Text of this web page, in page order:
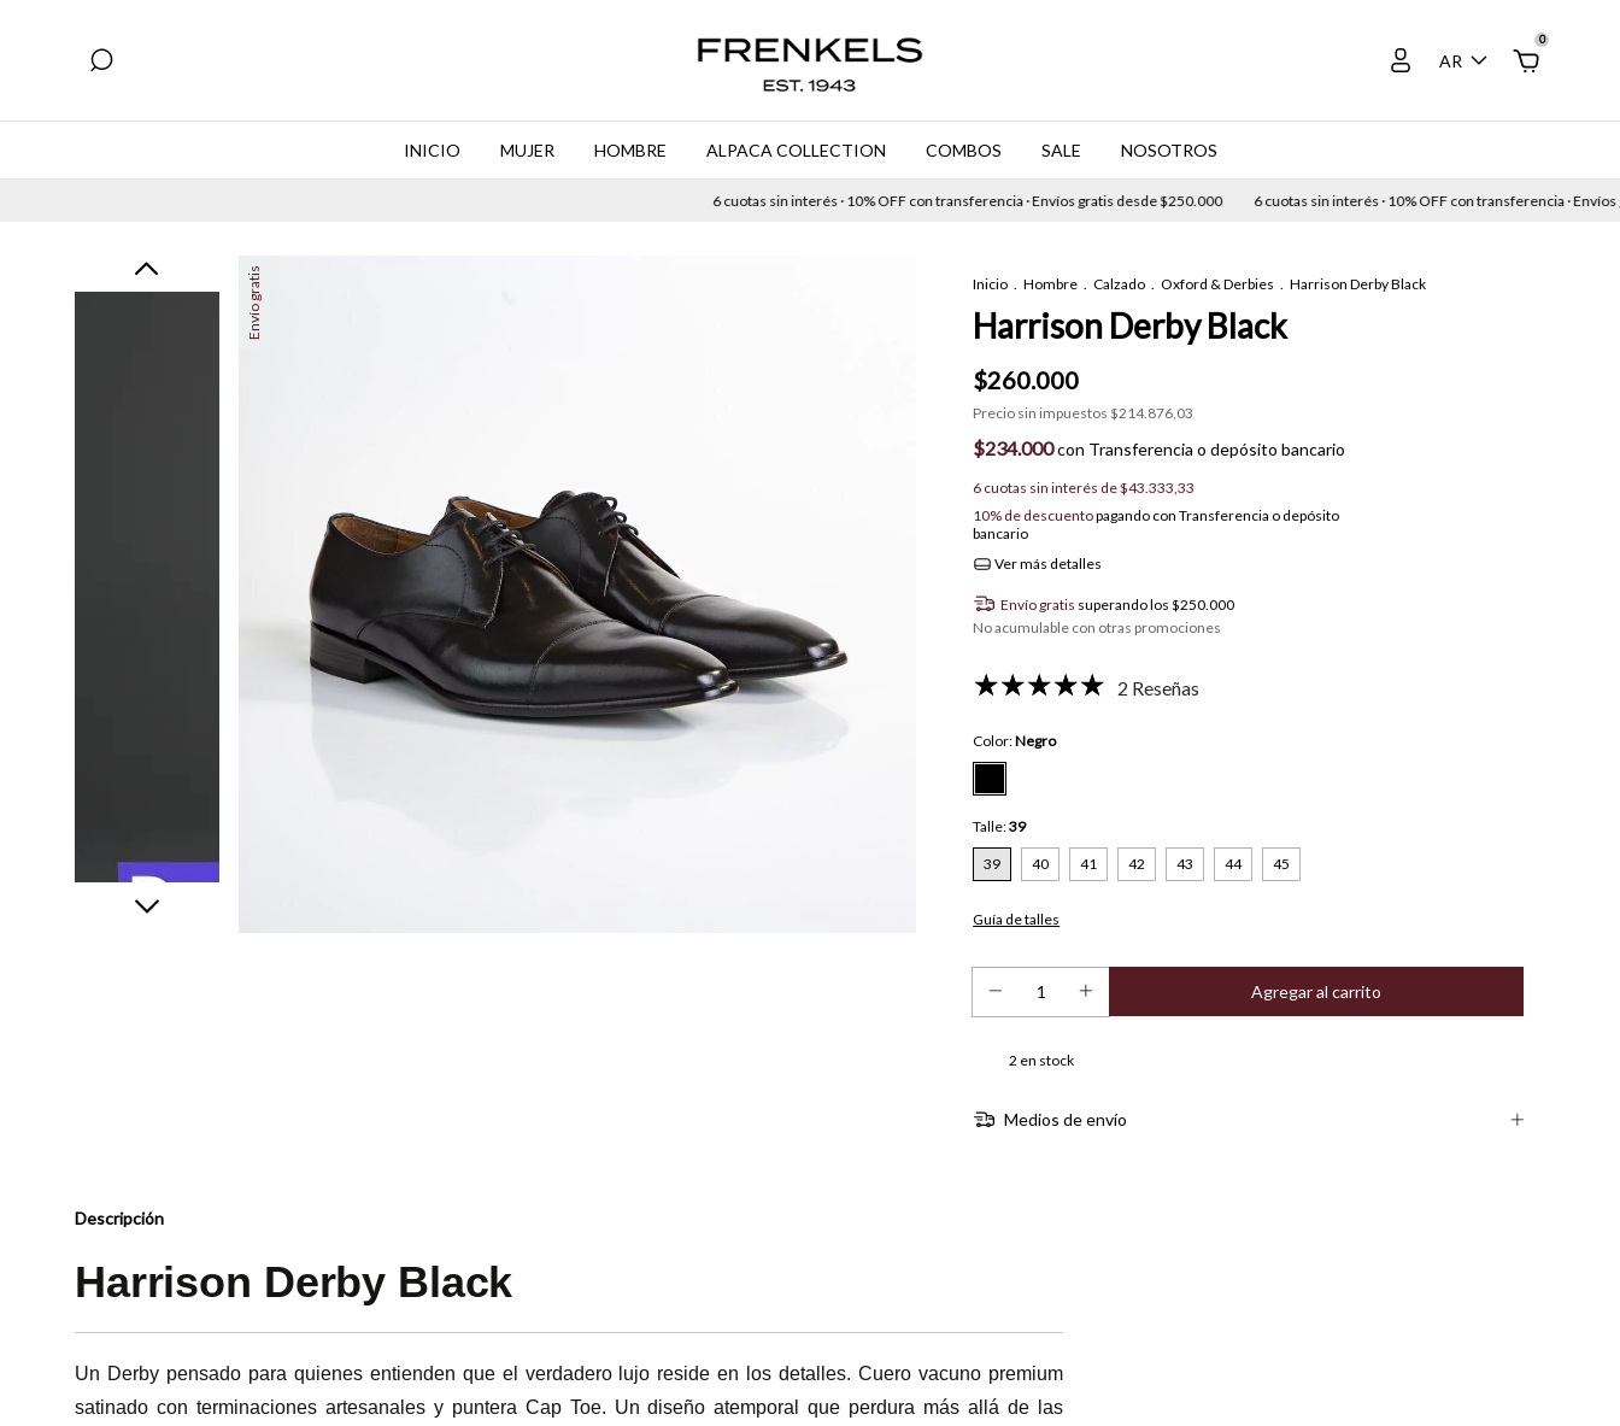
AR
0
INICIO MUJER HOMBRE ALPACA COLLECTION COMBOS SALE NOSOTROS
6 cuotas sin interés · 10% OFF con transferencia · Envíos gratis desde $250.000 6 cuotas sin interés · 10% OFF con transferencia · Envíos gratis
Envío gratis Inicio . Hombre . Calzado . Oxford & Derbies . Harrison Derby Black
Harrison Derby Black
$260.000
Precio sin impuestos$214.876,03
$234.000con Transferencia o depósito bancario
6 cuotas sin interés de$43.333,33
10% de descuentopagando con Transferencia o depósito
bancario
Ver más detalles
Envío gratis superando los $250.000
No acumulable con otras promociones
2 Reseñas
Color:Negro
Talle:39
39 40 41 42 43 44 45
Guía de talles
2 en stock
Medios de envío
Descripción
Harrison Derby Black
Un Derby pensado para quienes entienden que el verdadero lujo reside en los detalles. Cuero vacuno premium
satinado con terminaciones artesanales y puntera Cap Toe. Un diseño atemporal que perdura más allá de las